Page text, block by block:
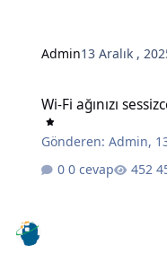
Admin13 Aralık ,
Wi-Fi ağınızı
Gönderen:Admin,
0 cevap